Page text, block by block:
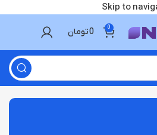
Skip to
0
0تومان